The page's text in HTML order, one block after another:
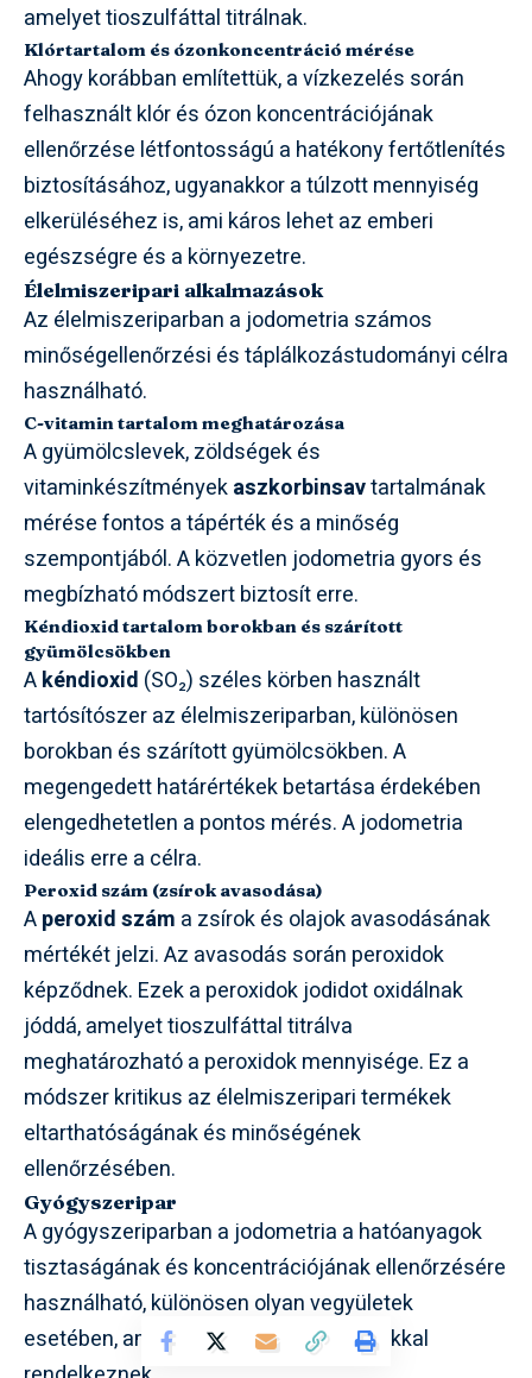
amelyet tioszulfáttal titrálnak.
Klórtartalom és ózonkoncentráció mérése
Ahogy korábban említettük, a vízkezelés során
felhasznált klór és ózon koncentrációjának
ellenőrzése létfontosságú a hatékony fertőtlenítés
biztosításához, ugyanakkor a túlzott mennyiség
elkerüléséhez is, ami káros lehet az emberi
egészségre és a környezetre.
Élelmiszeripari alkalmazások
Az élelmiszeriparban a jodometria számos
minőségellenőrzési és táplálkozástudományi célra
használható.
C-vitamin tartalom meghatározása
A gyümölcslevek, zöldségek és
vitaminkészítményekaszkorbinsavtartalmának
mérése fontos a tápérték és a minőség
szempontjából. A közvetlen jodometria gyors és
megbízható módszert biztosít erre.
Kéndioxid tartalom borokban és szárított
gyümölcsökben
Akéndioxid (SO₂) széles körben használt
tartósítószer az élelmiszeriparban, különösen
borokban és szárított gyümölcsökben. A
megengedett határértékek betartása érdekében
elengedhetetlen a pontos mérés. A jodometria
ideális erre a célra.
Peroxid szám (zsírok avasodása)
Aperoxid szám a zsírok és olajok avasodásának
mértékét jelzi. Az avasodás során peroxidok
képződnek. Ezek a peroxidok jodidot oxidálnak
jóddá, amelyet tioszulfáttal titrálva
meghatározható a peroxidok mennyisége. Ez a
módszer kritikus az élelmiszeripari termékek
eltarthatóságának és minőségének
ellenőrzésében.
Gyógyszeripar
A gyógyszeriparban a jodometria a hatóanyagok
tisztaságának és koncentrációjának ellenőrzésére
használható, különösen olyan vegyületek
esetében, amelyek redox tulajdonságokkal